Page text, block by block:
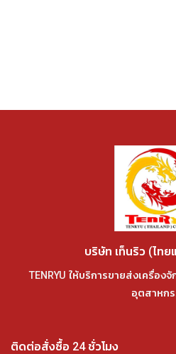
บริษัท เท็นริว (ไท
TENRYU ให้บริการขายส่งเครื่อง
อุตสาหก
ติดต่อสั่งซื้อ 24 ชั่วโมง